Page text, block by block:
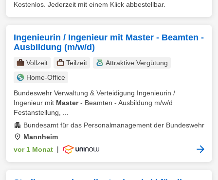
Kostenlos. Jederzeit mit einem Klick abbestellbar.
Ingenieurin / Ingenieur mit Master - Beamten -
Ausbildung (m/w/d)
Vollzeit Teilzeit
Attraktive Vergütung
Home-Office
Bundeswehr Verwaltung & Verteidigung Ingenieurin /
Ingenieur mit Master- Beamten - Ausbildung m/w/d
Festanstellung, ...
Bundesamt für das Personalmanagement der Bundeswehr
Mannheim
vor 1 Monat